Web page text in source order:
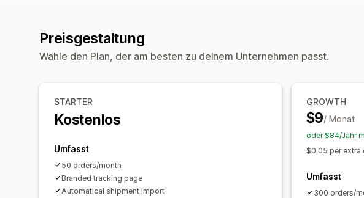
Preisgestaltung
Wähle den Plan, der am besten zu deinem Unternehmen passt.
STARTER
Kostenlos
Umfasst
50 orders/month
Branded tracking page
Automatical shipment import
GROWTH
$9/ Monat
oder $84/Jahr
$0.05 per extra
Umfasst
300 orders/